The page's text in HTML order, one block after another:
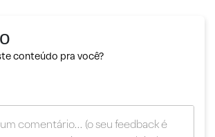
conteúdo pra você?